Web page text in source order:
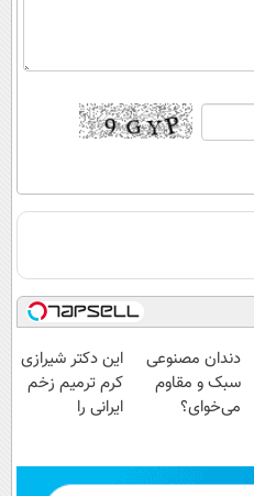
دندان مصنوعی
سبک و مقاوم
می‌خوای؟
📍تهران
این دکتر شیرازی
کرم ترمیم زخم
ایرانی را